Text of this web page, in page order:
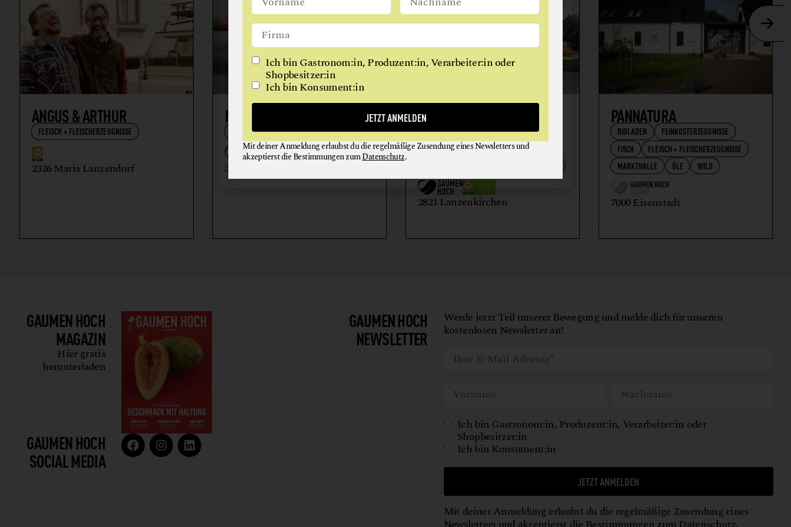
REITHALLE
RINDERHALTUNG
VITALKÜCHE
WIEN
ANGUS & ARTHUR
FLEISCH + FLEISCHERZEUGNISSE
2326 Maria Lanzendorf
NIKOLAIHOF
3512 Mautern an der Donau
BIO-LANDWIRTSCHAFT
LILIENHOF
EIER + EIPRODUKTE
GEMÜSE
2821 Lanzenkirchen
PANNATURA
BIOLADEN
FEINKOSTERZEUGNISSE
FISCH
FLEISCH + FLEISCHERZEUGNISSE
MARKTHALLE
ÖLE WILD
7000 Eisenstadt
GAUMEN HOCH
MAGAZIN
Hier gratis
herunterladen
GAUMEN HOCH
SOCIAL MEDIA
GAUMEN HOCH
NEWSLETTER
Werde jetzt Teil unserer Bewegung und melde dich für unseren
kostenlosen Newsletter an!
Ich bin Gastronom:in, Produzent:in, Verarbeiter:in oder
Shopbesitzer:in
Ich bin Konsument:in
JETZT ANMELDEN
Mit deiner Anmeldung erlaubst du die regelmäßige Zusendung eines
Ich bin Gastronom:in, Produzent:in, Verarbeiter:in oder
Shopbesitzer:in
Ich bin Konsument:in
JETZT ANMELDEN
Mit deiner Anmeldung erlaubst du die regelmäßige Zusendung eines Newsletters und
akzeptierst die Bestimmungen zumDatenschutz.